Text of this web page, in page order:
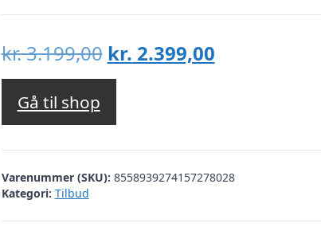
kr.3.199,00 Den
oprindelige
var:
kr. 3.199,00.
kr. 2.399,00Den
kr. 2.399,00.
Gå til shop
Varenummer (SKU): 8558939274157278028
Kategori: Tilbud